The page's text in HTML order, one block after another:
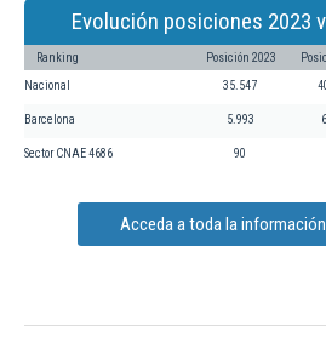
Evolución posiciones 2023
Ranking Posición 2023
Nacional 35.547
Barcelona 5.993
Sector CNAE 4686 90
Acceda a toda la